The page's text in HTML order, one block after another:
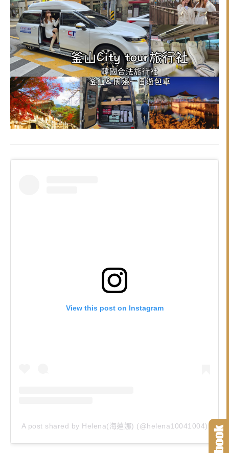
View this post on Instagram
A post shared by Helena(海蓮娜) (@helena10041004)